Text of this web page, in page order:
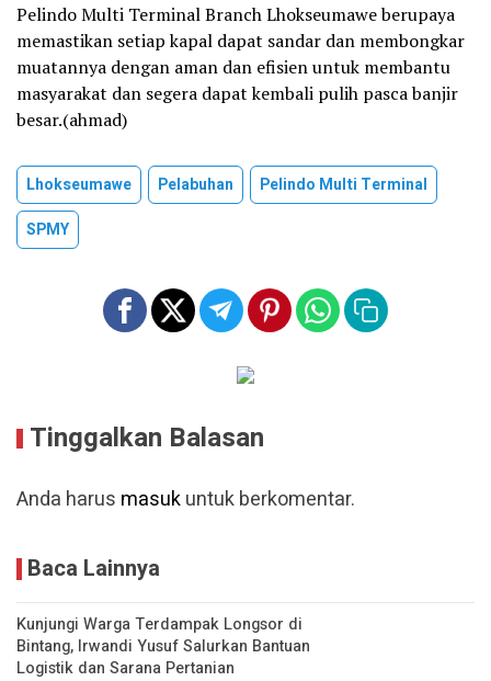
Pelindo Multi Terminal Branch Lhokseumawe berupaya
memastikan setiap kapal dapat sandar dan membongkar
muatannya dengan aman dan efisien untuk membantu
masyarakat dan segera dapat kembali pulih pasca banjir
besar.(ahmad)
Lhokseumawe Pelabuhan
Pelindo Multi Terminal
SPMY
Tinggalkan Balasan
Anda harus masukuntuk berkomentar.
Baca Lainnya
Kunjungi Warga Terdampak Longsor di
Bintang, Irwandi Yusuf Salurkan Bantuan
Logistik dan Sarana Pertanian